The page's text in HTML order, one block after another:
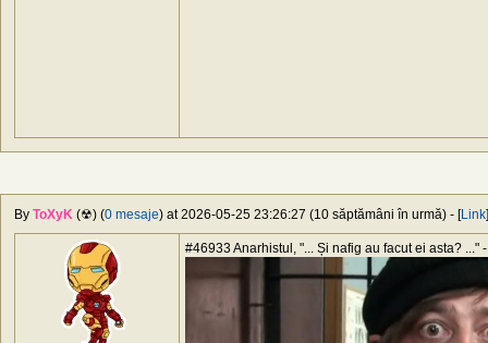
By ToXyK (☢) (0 mesaje) at 2026-05-25 23:26:27 (10 săptămâni în urmă) - [Link]
#46933 Anarhistul, "... Și nafig au facut ei asta? ..." -